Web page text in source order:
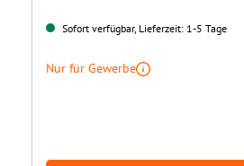
Sofort verfügbar, Lieferzeit: 1-5 Tage
Nur für Gewerbe